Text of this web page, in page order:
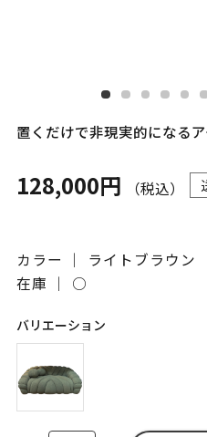
置くだけで非現実的になる
128,000円 （税込）
カラー ｜ ライトブラウン
在庫 ｜ ○
バリエーション